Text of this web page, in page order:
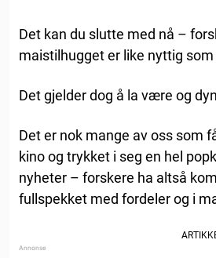
Det kan du slutte med nå –
maistilhugget er like nyttig
Det gjelder dog å la være og
Det er nok mange av oss som
kino og trykket i seg en hel
nyheter – forskere ha altså
fullspekket med fordeler og i